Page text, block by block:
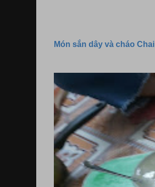
Món sắn dây và cháo Chai